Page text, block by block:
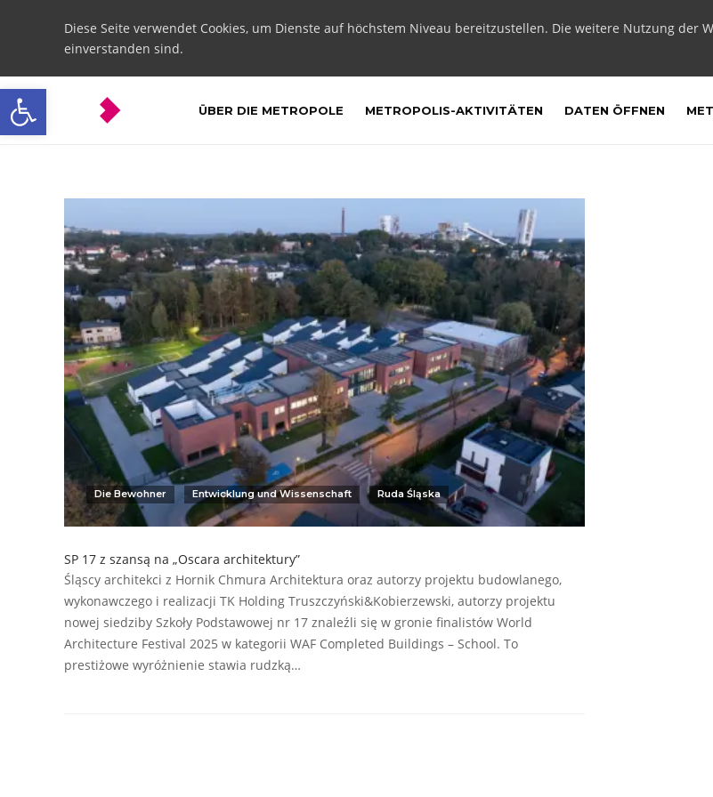
Open toolbar
Diese Seite verwendet Cookies, um Dienste auf höchstem Niveau bereitzustellen. Die weitere Nutzung der
einverstanden sind.
ÜBER DIE METROPOLE METROPOLIS-AKTIVITÄTEN DATEN ÖFFNEN
Die Bewohner Entwicklung und Wissenschaft Ruda Śląska
SP 17 z szansą na „Oscara architektury”
Śląscy architekci z Hornik Chmura Architektura oraz autorzy projektu budowlanego,
wykonawczego i realizacji TK Holding Truszczyński&Kobierzewski, autorzy projektu
nowej siedziby Szkoły Podstawowej nr 17 znaleźli się w gronie finalistów World
Architecture Festival 2025 w kategorii WAF Completed Buildings – School. To
prestiżowe wyróżnienie stawia rudzką…